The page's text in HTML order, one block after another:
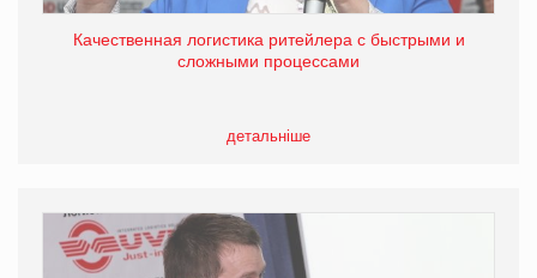
Качественная логистика ритейлера с быстрыми и
сложными процессами
детальніше